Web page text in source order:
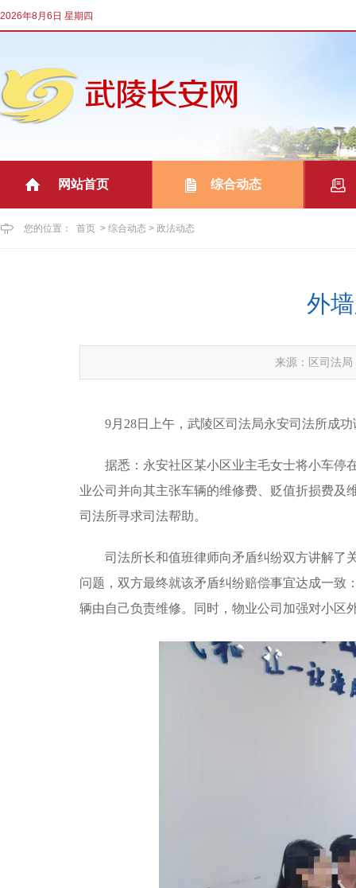
2026年8月6日 星期四
网站首页 综合动态
您的位置： 首页 > 综合动态 > 政法动态
外
来源：区司法局
9月28日上午，武陵区司法局永安司法所成
据悉：永安社区某小区业主毛女士将小车停
业公司并向其主张车辆的维修费、贬值折损费及
司法所寻求司法帮助。
司法所长和值班律师向矛盾纠纷双方讲解了
问题，双方最终就该矛盾纠纷赔偿事宜达成一致
辆由自己负责维修。同时，物业公司加强对小区